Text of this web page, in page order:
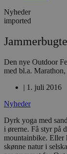
Nyheder
imported
Den nye Outdoor
med bl.a.
| 1. juli 2016
Nyheder
Dyrk yoga med
i ørerne. Få styr på
mountainbike. Eller
skønne natur i